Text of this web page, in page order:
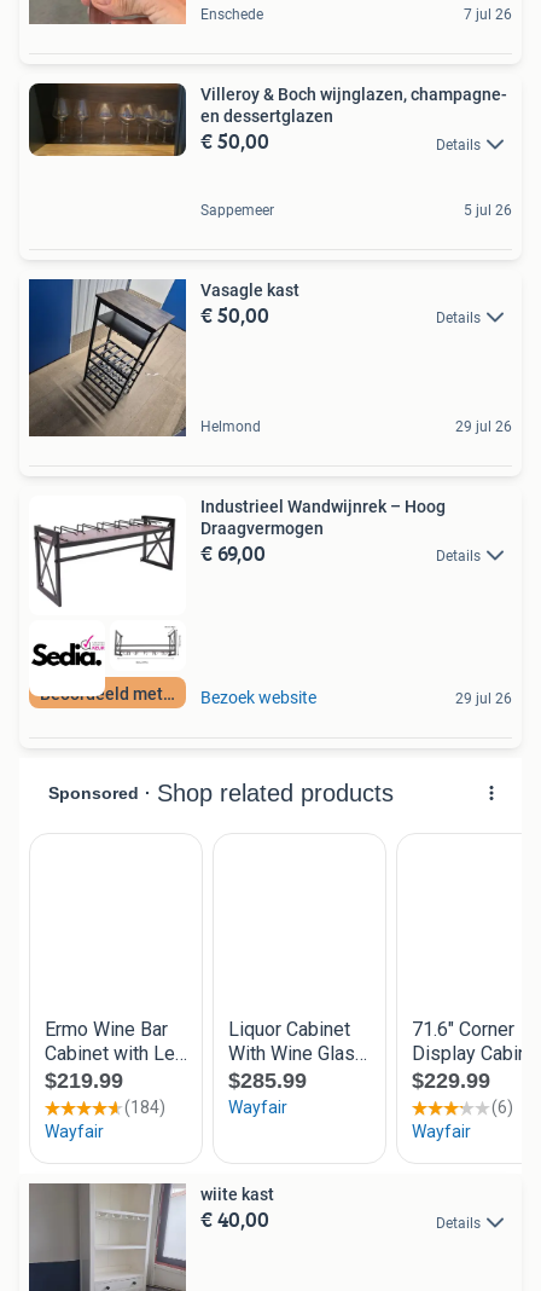
Enschede 7 jul 26
Villeroy & Boch wijnglazen, champagne-
en dessertglazen
€ 50,00 Details
Sappemeer 5 jul 26
Vasagle kast
€ 50,00 Details
Helmond 29 jul 26
Beoordeeld met 9+
Industrieel Wandwijnrek – Hoog
Draagvermogen
€ 69,00 Details
Bezoek website 29 jul 26
wiite kast
€ 40,00 Details